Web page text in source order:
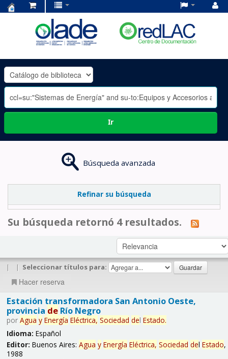
OLADE
-
Ir
Búsqueda avanzada
Refinar su búsqueda
Su búsqueda retornó 4 resultados.
| | Seleccionar títulos para:
Hacer reserva
Estación transformadora San Antonio Oeste,
provincia deRío Negro
por Agua y Energía Eléctrica, Sociedad del Estado.
Idioma: Español
Editor: Buenos Aires: Agua y Energía Eléctrica, Sociedad del Estado,
1988